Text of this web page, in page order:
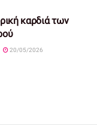
καρδιά των
20/05/2026